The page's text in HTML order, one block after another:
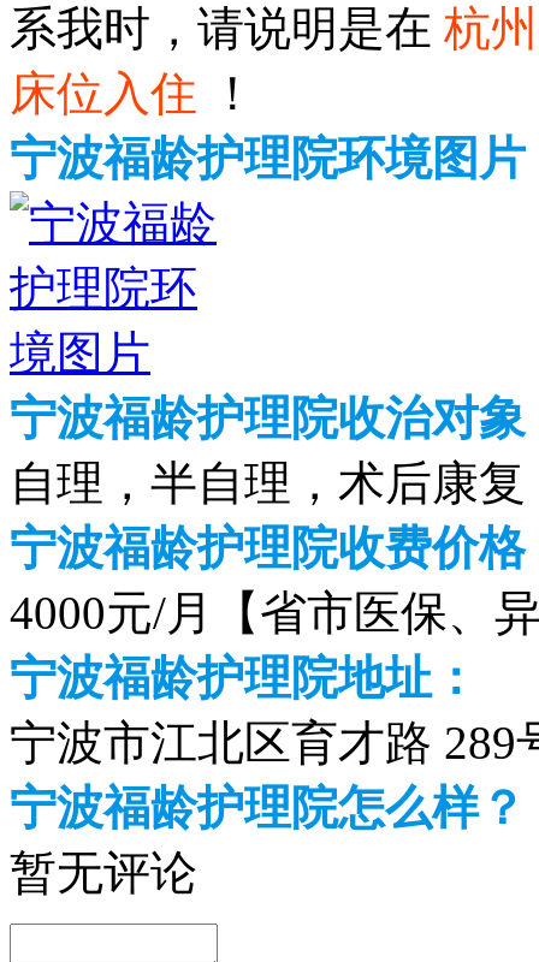
系我时，请说明是在 杭
床位入住 ！
宁波福龄护理院环境图片
宁波福龄护理院收治对象
自理，半自理，术后康复
宁波福龄护理院收费价格
4000元/月【省市医保、
宁波福龄护理院地址：
宁波市江北区育才路 289
宁波福龄护理院怎么样？
暂无评论